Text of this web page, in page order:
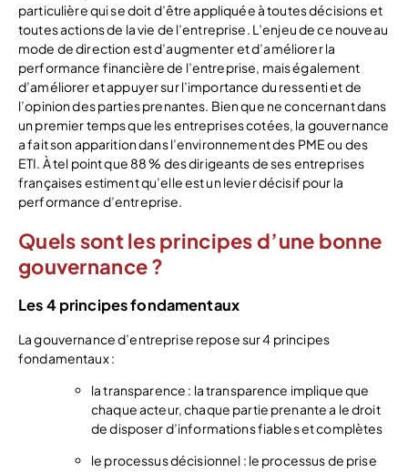
particulière qui se doit d’être appliquée à toutes décisions et
toutes actions de la vie de l’entreprise. L’enjeu de ce nouveau
mode de direction est d’augmenter et d’améliorer la
performance financière de l’entreprise, mais également
d’améliorer et appuyer sur l’importance du ressenti et de
l’opinion des parties prenantes. Bien que ne concernant dans
un premier temps que les entreprises cotées, la gouvernance
a fait son apparition dans l’environnement des PME ou des
ETI. À tel point que 88 % des dirigeants de ses entreprises
françaises estiment qu’elle est un levier décisif pour la
performance d’entreprise.
Quels sont les principes d’une bonne
gouvernance ?
Les 4 principes fondamentaux
La gouvernance d’entreprise repose sur 4 principes
fondamentaux :
la transparence : la transparence implique que
chaque acteur, chaque partie prenante a le droit
de disposer d’informations fiables et complètes
le processus décisionnel : le processus de prise